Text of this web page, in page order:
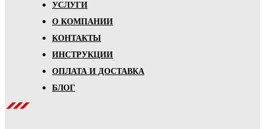
УСЛУГИ
О КОМПАНИИ
КОНТАКТЫ
ИНСТРУКЦИИ
ОПЛАТА И ДОСТАВКА
БЛОГ